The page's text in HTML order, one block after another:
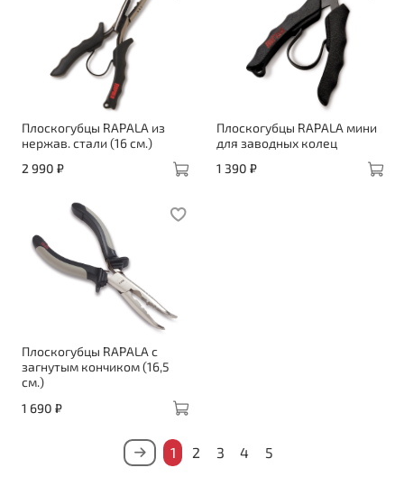
Плоскогубцы RAPALA из
нержав. стали (16 см.)
2 990 ₽
Плоскогубцы RAPALA мини
для заводных колец
1 390 ₽
Плоскогубцы RAPALA с
загнутым кончиком (16,5
см.)
1 690 ₽
1 2 3 4 5